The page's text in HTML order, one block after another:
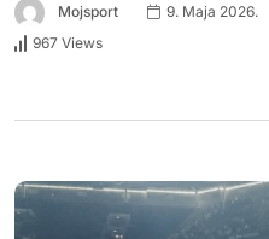
Mojsport 9. Maja 2026.
967 Views